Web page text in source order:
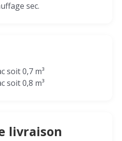
sec.
soit 0,7 m³
soit 0,8 m³
livraison